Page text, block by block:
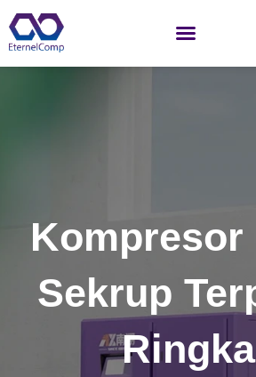
Lewati
ke
konten
Kompresor
Sekrup